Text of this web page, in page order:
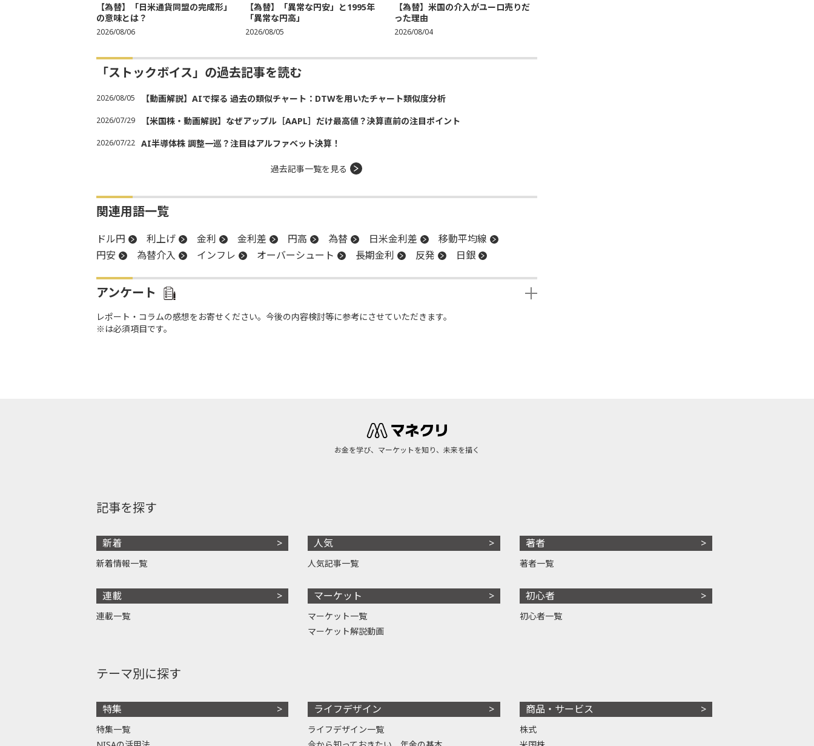
【為替】「日米通貨同盟の完成形」
の意味とは？
2026/08/06
【為替】「異常な円安」と1995年
「異常な円高」
2026/08/05
【為替】米国の介入がユーロ売りだ
った理由
2026/08/04
「ストックボイス」の過去記事を読む
2026/08/05 【動画解説】AIで探る 過去の類似チャート：DTWを用いたチャート類似度分析
2026/07/29 【米国株・動画解説】なぜアップル［AAPL］だけ最高値？決算直前の注目ポイント
2026/07/22 AI半導体株 調整一巡？注目はアルファベット決算！
過去記事一覧を見る
関連用語一覧
ドル円 利上げ 金利 金利差 円高 為替 日米金利差
移動平均線
円安
為替介入 インフレ オーバーシュート 長期金利 反発 日銀
アンケート
レポート・コラムの感想をお寄せください。今後の内容検討等に参考にさせていただきます。
※は必須項目です。
お金を学び、マーケットを知り、未来を描く
記事を探す
新着
新着情報一覧
連載
連載一覧
人気
人気記事一覧
マーケット
マーケット一覧
マーケット解説動画
著者
著者一覧
初心者
初心者一覧
テーマ別に探す
特集
特集一覧
ライフデザイン
ライフデザイン一覧
商品・サービス
株式